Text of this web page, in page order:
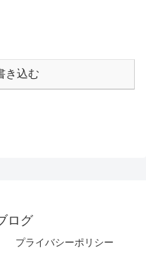
き込む
ログ
プライバシーポリシー